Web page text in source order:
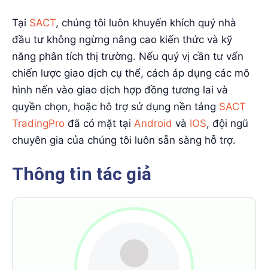
Tại SACT, chúng tôi luôn khuyến khích quý nhà
đầu tư không ngừng nâng cao kiến thức và kỹ
năng phân tích thị trường. Nếu quý vị cần tư vấn
chiến lược giao dịch cụ thể, cách áp dụng các mô
hình nến vào giao dịch hợp đồng tương lai và
quyền chọn, hoặc hỗ trợ sử dụng nền tảng SACT
TradingPro đã có mặt tại Android và IOS, đội ngũ
chuyên gia của chúng tôi luôn sẵn sàng hỗ trợ.
Thông tin tác giả